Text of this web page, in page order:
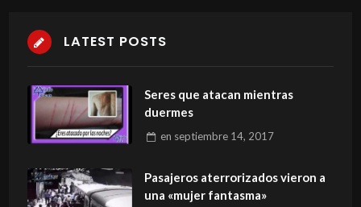
LATEST POSTS
Seres que atacan mientras
duermes
en septiembre 14, 2017
Pasajeros aterrorizados vieron a
una «mujer fantasma»